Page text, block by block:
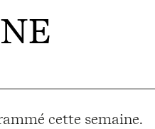
cette semaine.